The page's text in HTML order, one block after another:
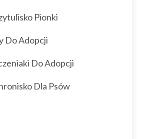
Pionki
Do Adopcji
Do Adopcji
Dla Psów